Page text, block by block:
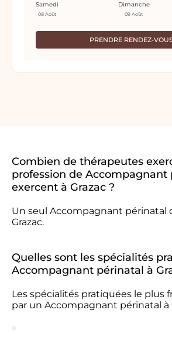
PRENDRE RENDEZ-
Samedi
08 Août
Dimanche
09 Août
Combien de thérapeutes
profession de Accompagnant
exercent à Grazac ?
Un seul Accompagnant périnatal
Grazac.
Quelles sont les spécialités
Accompagnant périnatal à
Les spécialités pratiquées le plus
par un Accompagnant périnatal à